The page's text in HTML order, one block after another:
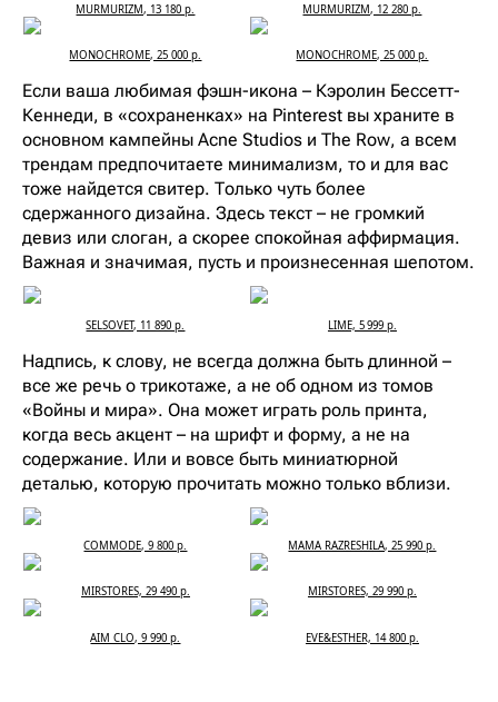
MURMURIZM, 13 180 р. MURMURIZM, 12 280 р.
MONOCHROME, 25 000 р. MONOCHROME, 25 000 р.
Если ваша любимая фэшн-икона – Кэролин Бессетт-
Кеннеди, в «сохраненках» на Pinterest вы храните в
основном кампейны Acne Studios и The Row, а всем
трендам предпочитаете минимализм, то и для вас
тоже найдется свитер. Только чуть более
сдержанного дизайна. Здесь текст – не громкий
девиз или слоган, а скорее спокойная аффирмация.
Важная и значимая, пусть и произнесенная шепотом.
SELSOVET, 11 890 р. LIME, 5 999 р.
Надпись, к слову, не всегда должна быть длинной –
все же речь о трикотаже, а не об одном из томов
«Войны и мира». Она может играть роль принта,
когда весь акцент – на шрифт и форму, а не на
содержание. Или и вовсе быть миниатюрной
деталью, которую прочитать можно только вблизи.
COMMODE, 9 800 р. MAMA RAZRESHILA, 25 990 р.
MIRSTORES, 29 490 р. MIRSTORES, 29 990 р.
AIM CLO, 9 990 р. EVE&ESTHER, 14 800 р.